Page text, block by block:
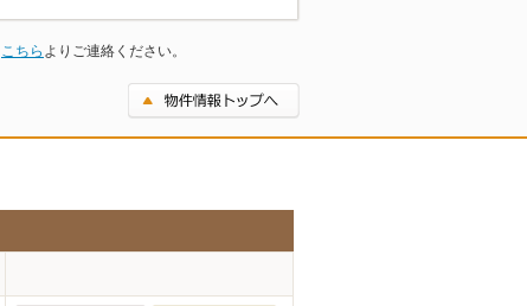
こちら よりご連絡ください。